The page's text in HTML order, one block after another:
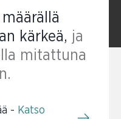
kärkeä, ja
mitattuna
- Katso